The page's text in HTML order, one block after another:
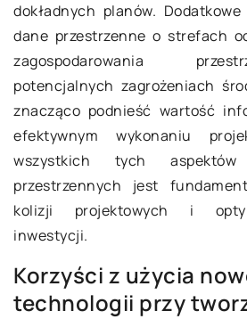
dokładnych planów.
dane przestrzenne o strefach
zagospodarowania
potencjalnych zagrożeniach
znacząco podnieść wartość
efektywnym wykonaniu
wszystkich tych
przestrzennych jest
kolizji projektowych i
inwestycji.
Korzyści z użycia
technologii przy